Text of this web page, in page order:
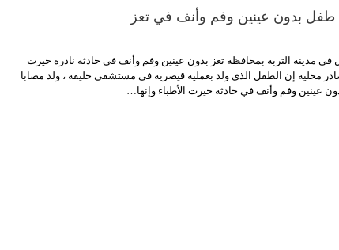
طفل بدون عينين وفم وأنف في تعز
في مدينة التربة بمحافظة تعز بدون عينين وفم وأنف في حادثة نادرة حيرت
محلية إن الطفل الذي ولد بعملية قيصرية في مستشفى خليفة ، ولد مصابا
عينين وفم وأنف في حادثة حيرت الأطباء وإنها…